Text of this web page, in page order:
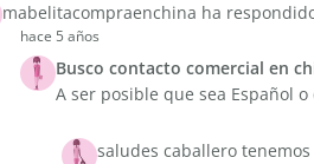
mabelitacompraenchina ha
hace 5 años
Busco contacto comercial en
A ser posible que sea Español
saludes caballero